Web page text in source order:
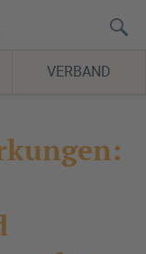
VERBAND